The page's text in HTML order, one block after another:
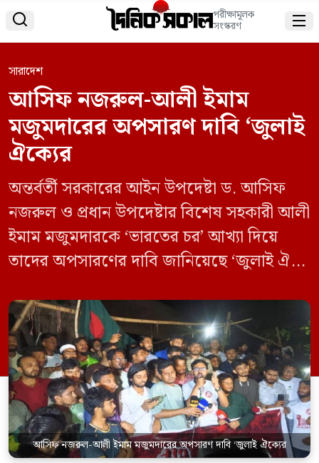
 পরীক্ষামূলক
সংস্করণ 
সারাদেশ
আসিফ নজরুল-আলী ইমাম
মজুমদারের অপসারণ দাবি ‘জুলাই
ঐক্যের
অন্তর্বর্তী সরকারের আইন উপদেষ্টা ড. আসিফ
নজরুল ও প্রধান উপদেষ্টার বিশেষ সহকারী আলী
ইমাম মজুমদারকে ‘ভারতের চর’ আখ্যা দিয়ে
তাদের অপসারণের দাবি জানিয়েছে ‘জুলাই ঐক্য’
বৃহস্পতিবার (২২ মে) রাত সাড়ে ১০টার দিকে
ঢাকা বিশ্ববিদ্যালয়ের রাজু ভাস্কর্যের পাদদেশে
আয়োজিত এক প্রতিবাদ সমাবেশ থেকে এই দাবি
জানানো হয়। ‘জুলাইয়ের শক্তিগুলোর মধ্যে
ফাটল তৈরি […]
আসিফ নজরুল-আলী ইমাম মজুমদারের অপসারণ দাবি ‘জুলাই ঐক্যের